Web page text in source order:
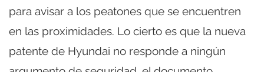
para avisar a los peatones que se encuentren
en las proximidades. Lo cierto es que la nueva
patente de Hyundai no responde a ningún